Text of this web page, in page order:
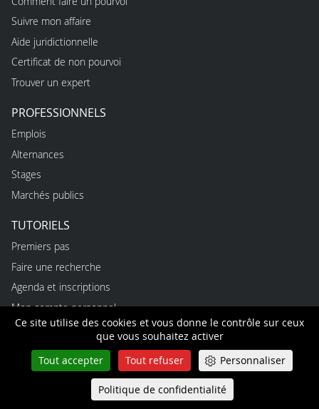
Ce site utilise des cookies et vous donne le contrôle sur ceux
que vous souhaitez activer
Tout accepter
Tout refuser Personnaliser
Politique de confidentialité
Suivre mon affaire
Aide juridictionnelle
Certificat de non pourvoi
Trouver un expert
PROFESSIONNELS
Emplois
Alternances
Stages
Marchés publics
TUTORIELS
Premiers pas
Faire une recherche
Agenda et inscriptions
Mon compte personnel
Mes démarches en ligne
ACCÉDER À LA COUR
CONTACT PRESSE
Queue-Fair